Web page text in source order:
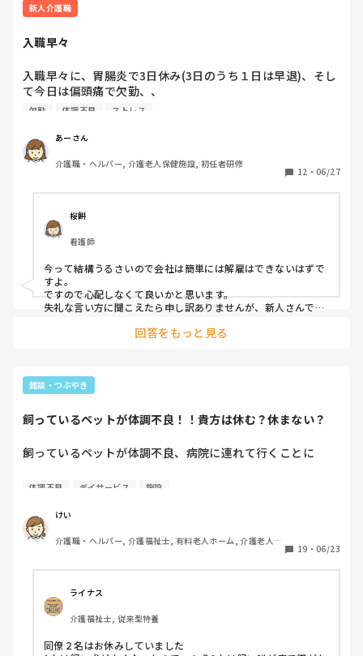
新人介護職
入職早々
入職早々に、胃腸炎で3日休み(3日のうち１日は早退)、そし
て今日は偏頭痛で欠勤、、
どう思いますか
欠勤 体調不良 ストレス
あーさん
介護職・ヘルパー, 介護老人保健施設, 初任者研修
12 ・ 06/27
桜餅
看護師
今って結構うるさいので会社は簡単には解雇はできないはずで
すよ。
ですので心配しなくて良いかと思います。
失礼な言い方に聞こえたら申し訳ありませんが、新人さんです
うちは体調崩しがちですからよくあることです。
回答をもっと見る
雑談・つぶやき
飼っているペットが体調不良！！貴方は休む？休まない？
飼っているペットが体調不良、病院に連れて行くことに
なったからって理由で休む職員がいます。一昔前はそんな事
もし飼っているペットが体調不良になって病院に連れて行く
ことになったら仕事休みますか？？
※ちなみに自分しか面倒が見れなかったり、病院に連れて行
けない場合。
周りの職員はちゃんと理解してくれてるんですかね。
体調不良 デイサービス 施設
けい
介護職・ヘルパー, 介護福祉士, 有料老人ホーム, 介護老人保
19 ・ 06/23
ライナス
介護福祉士, 従来型特養
同僚２名はお休みしていました